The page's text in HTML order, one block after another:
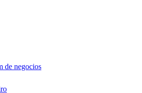
de negocios